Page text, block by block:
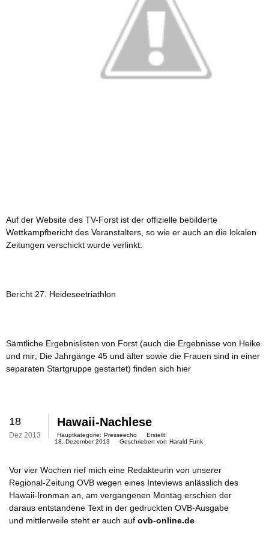
Auf der Website des TV-Forst ist der offizielle bebilderte
Wettkampfbericht des Veranstalters, so wie er auch an die lokalen
Zeitungen verschickt wurde verlinkt:
Bericht 27. Heideseetriathlon
Sämtliche Ergebnislisten von Forst (auch die Ergebnisse von Heike
und mir; Die Jahrgänge 45 und älter sowie die Frauen sind in einer
separaten Startgruppe gestartet) finden sich hier
18
Dez 2013
Hawaii-Nachlese
Hauptkategorie: Presseecho
Erstellt:
18. Dezember 2013
Geschrieben von Harald Funk
Vor vier Wochen rief mich eine Redakteurin von unserer
Regional-Zeitung OVB wegen eines Inteviews anlässlich des
Hawaii-Ironman an, am vergangenen Montag erschien der
daraus entstandene Text in der gedruckten OVB-Ausgabe
und mittlerweile steht er auch auf ovb-online.de